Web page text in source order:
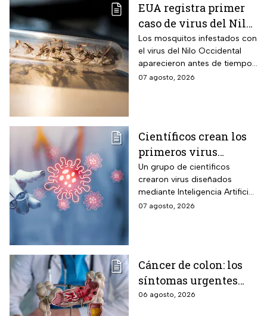
EUA registra primer
caso de virus del Nilo
Occidental de 2026
Los mosquitos infestados con
el virus del Nilo Occidental
aparecieron antes de tiempo
en EUA; ya se registró el
07 agosto, 2026
Científicos crean los
primeros virus
diseñados por la IA,
¿son peligrosos para
los humanos?
Un grupo de científicos
crearon virus diseñados
mediante Inteligencia Artificial
pero se han encendido las
07 agosto, 2026
Cáncer de colon: los
síntomas urgentes
que te advierten que
06 agosto, 2026